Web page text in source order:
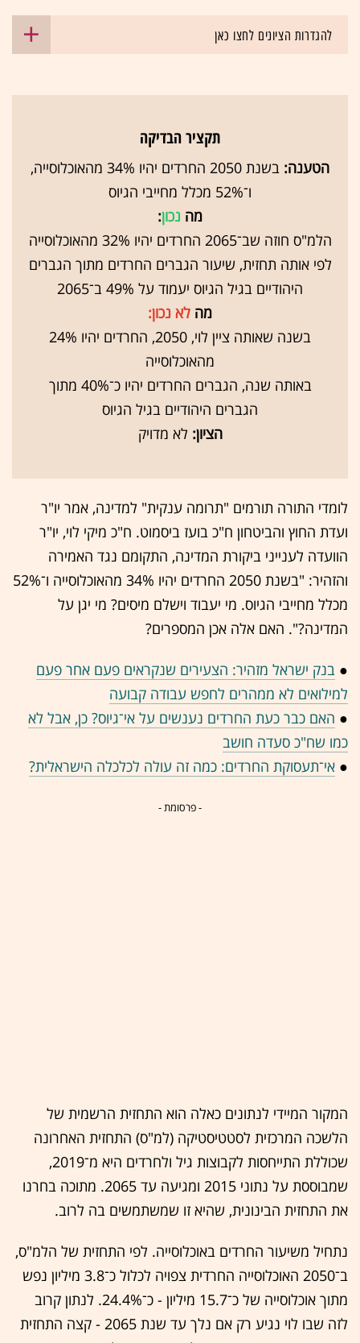
להגדרות הציונים לחצו כאן
תקציר הבדיקה
הטענה:
בשנת 2050 החרדים יהיו 34% מהאוכלוסייה,
ו־52% מכלל מחייבי הגיוס
מה נכון:
הלמ"ס חוזה שב־2065 החרדים יהיו 32% מהאוכלוסייה
לפי אותה תחזית, שיעור הגברים החרדים מתוך הגברים
היהודיים בגיל הגיוס יעמוד על 49% ב־2065
מה לא נכון:
בשנה שאותה ציין לוי, 2050, החרדים יהיו 24%
מהאוכלוסייה
באותה שנה, הגברים החרדים יהיו כ־40% מתוך
הגברים היהודיים בגיל הגיוס
הציון: לא מדויק
לומדי התורה תורמים "תרומה ענקית" למדינה, אמר יו"ר
ועדת החוץ והביטחון ח"כ בועז ביסמוט. ח"כ מיקי לוי, יו"ר
הוועדה לענייני ביקורת המדינה, התקומם נגד האמירה
והזהיר: "בשנת 2050 החרדים יהיו 34% מהאוכלוסייה ו־52%
מכלל מחייבי הגיוס. מי יעבוד וישלם מיסים? מי יגן על
המדינה?". האם אלה אכן המספרים?
● בנק ישראל מזהיר: הצעירים שנקראים פעם אחר פעם
למילואים לא ממהרים לחפש עבודה קבועה
● האם כבר כעת החרדים נענשים על אי־גיוס? כן, אבל לא
כמו שח"כ סעדה חושב
● אי־תעסוקת החרדים: כמה זה עולה לכלכלה הישראלית?
- פרסומת -
המקור המיידי לנתונים כאלה הוא התחזית הרשמית של
הלשכה המרכזית לסטטיסטיקה (למ"ס) התחזית האחרונה
שכוללת התייחסות לקבוצות גיל ולחרדים היא מ־2019,
שמבוססת על נתוני 2015 ומגיעה עד 2065. מתוכה בחרנו
את התחזית הבינונית, שהיא זו שמשתמשים בה לרוב.
נתחיל משיעור החרדים באוכלוסייה. לפי התחזית של הלמ"ס,
ב־2050 האוכלוסייה החרדית צפויה לכלול כ־3.8 מיליון נפש
מתוך אוכלוסייה של כ־15.7 מיליון - כ־24.4%. לנתון קרוב
לזה שבו לוי נגיע רק אם נלך עד שנת 2065 - קצה התחזית